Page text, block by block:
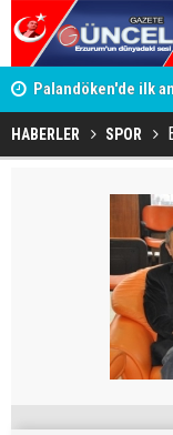
Palandöken'de ilk
HABERLER SPOR